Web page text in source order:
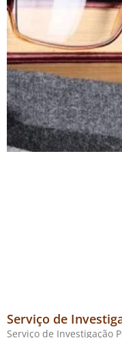
Serviço de
Serviço de Investigação